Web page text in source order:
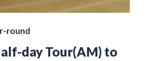
round
day Tour(AM) to